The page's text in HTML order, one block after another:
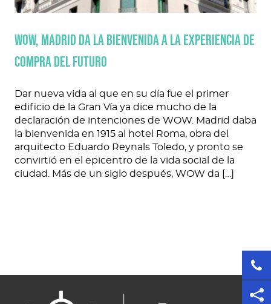
WOW, Madrid da la bienvenida a la experiencia de
compra del futuro
Dar nueva vida al que en su día fue el primer
edificio de la Gran Vía ya dice mucho de la
declaración de intenciones de WOW. Madrid daba
la bienvenida en 1915 al hotel Roma, obra del
arquitecto Eduardo Reynals Toledo, y pronto se
convirtió en el epicentro de la vida social de la
ciudad. Más de un siglo después, WOW da […]